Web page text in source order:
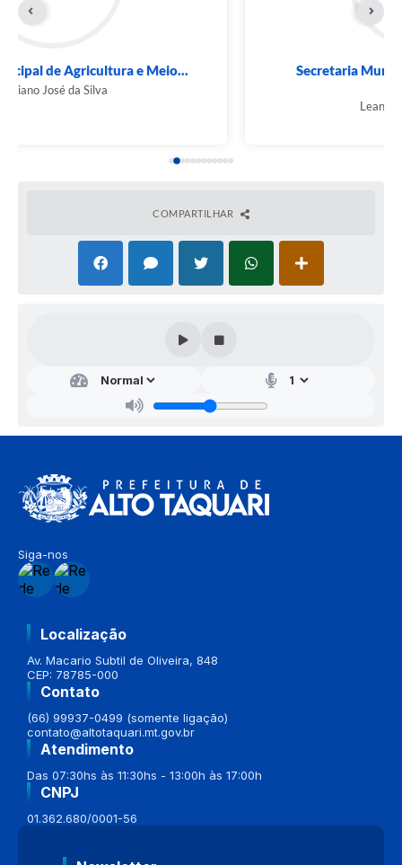
Secretaria Municipal de Administração e
COMPARTILHAR
Siga-nos
Localização
Av. Macario Subtil de Oliveira, 848
CEP: 78785-000
Contato
(66) 99937-0499 (somente ligação)
contato@altotaquari.mt.gov.br
Atendimento
Das 07:30hs às 11:30hs - 13:00h às 17:00h
CNPJ
01.362.680/0001-56